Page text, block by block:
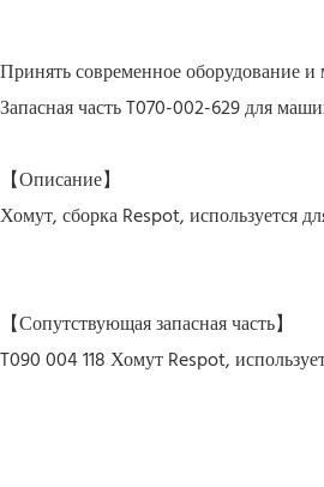
Принять современное оборудование и
Запасная часть T070-002-629 для
【Описание】
Хомут, сборка Respot, используется
【Сопутствующая запасная часть】
T090 004 118 Хомут Respot,